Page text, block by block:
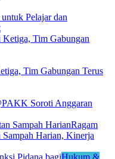
Pelajar dan
Tim Gabungan Terus
Soroti Anggaran
Ragam
Harian, Kinerja
Hukum &